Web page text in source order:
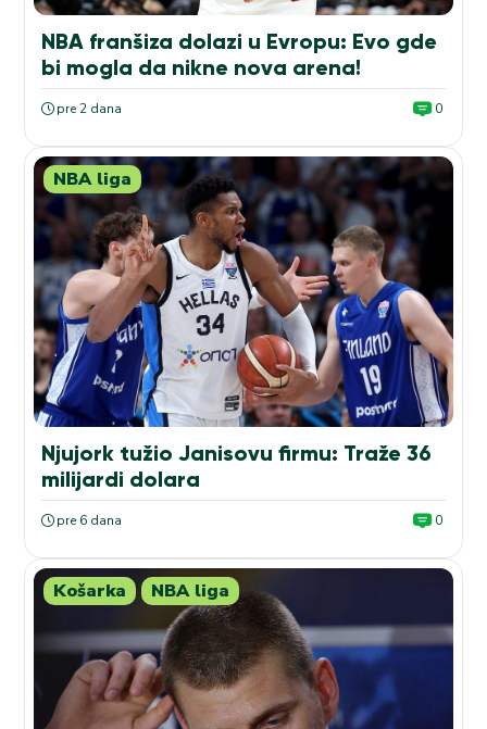
NBA franšiza dolazi u Evropu: Evo gde
bi mogla da nikne nova arena!
pre 2 dana 0
NBA liga
Njujork tužio Janisovu firmu: Traže 36
milijardi dolara
pre 6 dana 0
Košarka NBA liga